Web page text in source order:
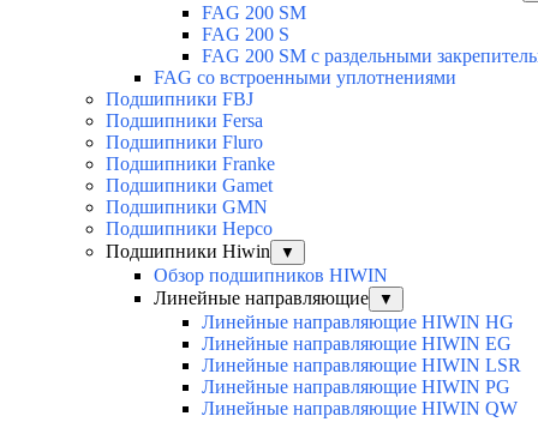
FAG 200 SM
FAG 200 S
FAG 200 SM с раздельными
FAG со встроенными уплотнениями
Подшипники FBJ
Подшипники Fersa
Подшипники Fluro
Подшипники Franke
Подшипники Gamet
Подшипники GMN
Подшипники Hepco
Подшипники Hiwin
▼
Обзор подшипников HIWIN
Линейные направляющие
▼
Линейные направляющие HIWIN HG
Линейные направляющие HIWIN EG
Линейные направляющие HIWIN LSR
Линейные направляющие HIWIN PG
Линейные направляющие HIWIN QW